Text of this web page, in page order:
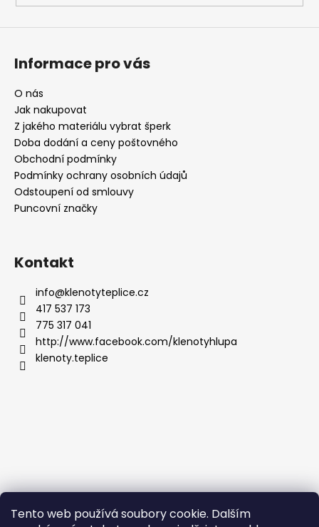
Tento web používá soubory cookie. Dalším
u
Informace pro vás
O nás
Jak nakupovat
Z jakého materiálu vybrat šperk
Doba dodání a ceny poštovného
Obchodní podmínky
Podmínky ochrany osobních údajů
Odstoupení od smlouvy
Puncovní značky
Kontakt
info@klenotyteplice.cz
417 537 173
775 317 041
http://www.facebook.com/klenotyhlupa
klenoty.teplice